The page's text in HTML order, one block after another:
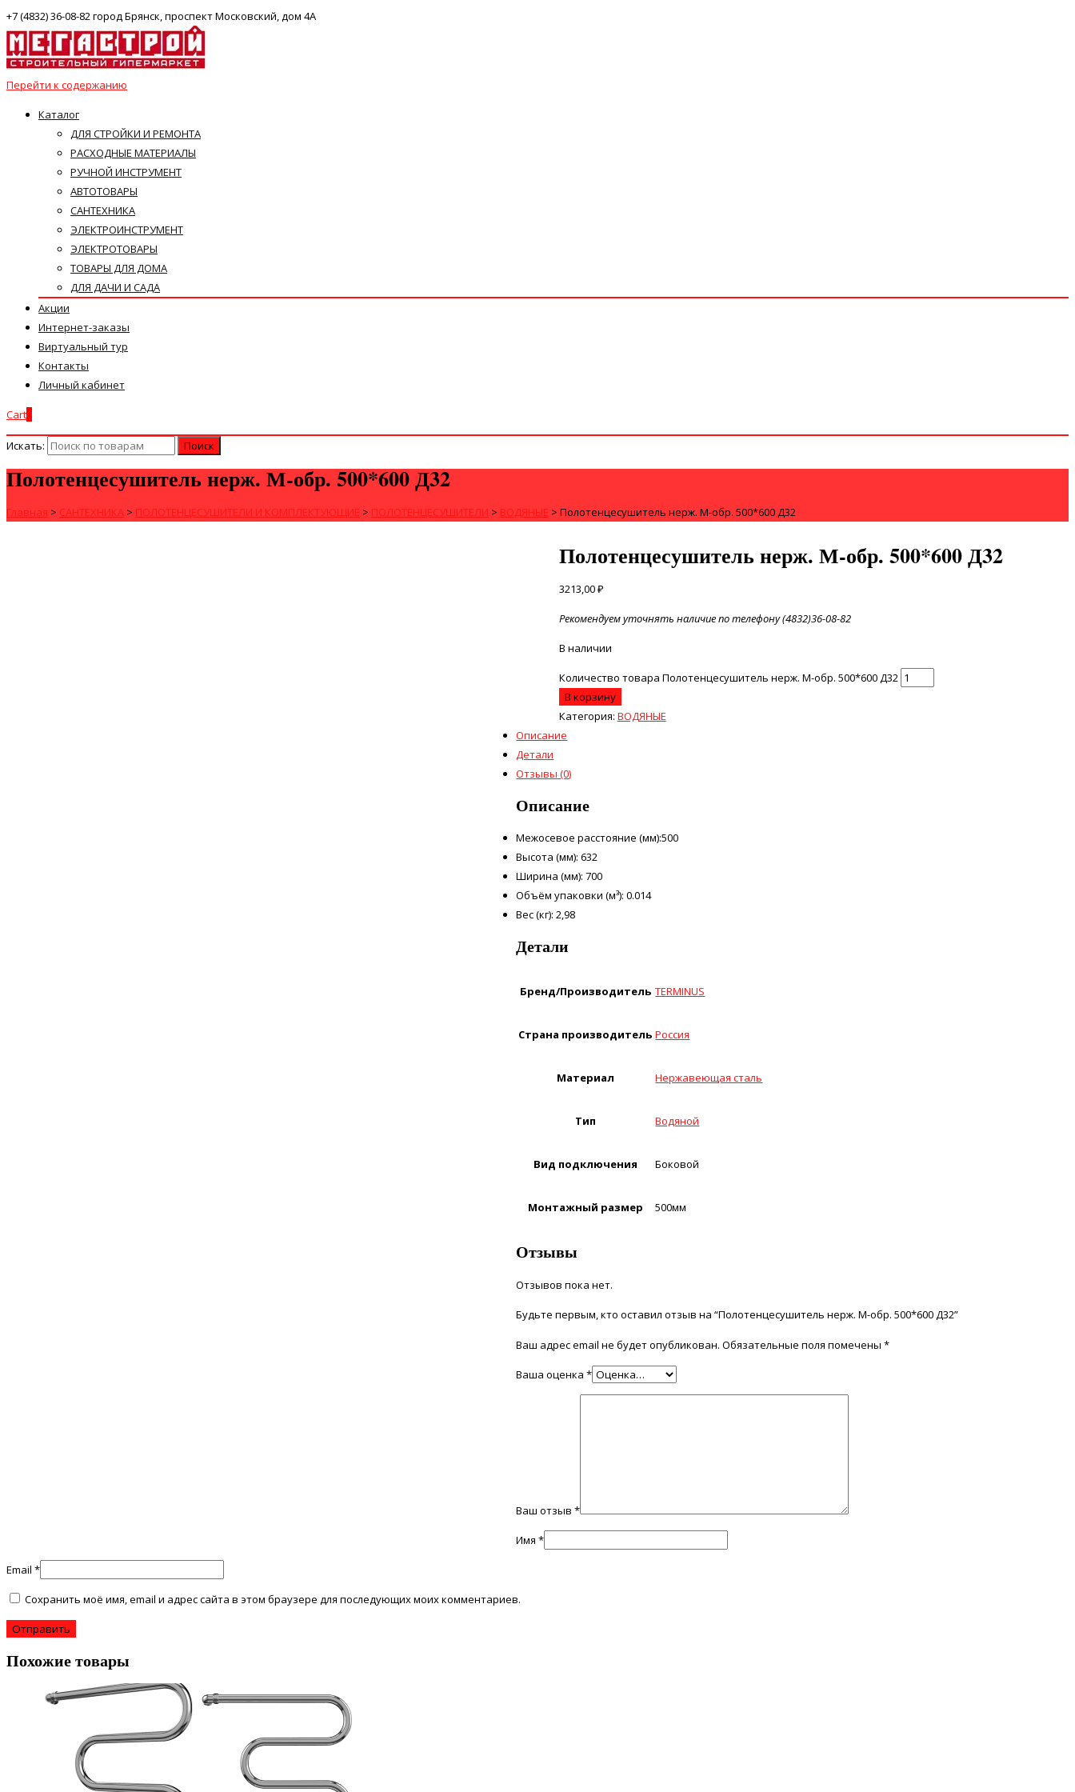
+7 (4832) 36-08-82 город Брянск, проспект Московский, дом 4А
Перейти к содержанию
Каталог
ДЛЯ СТРОЙКИ И РЕМОНТА
РАСХОДНЫЕ МАТЕРИАЛЫ
РУЧНОЙ ИНСТРУМЕНТ
АВТОТОВАРЫ
САНТЕХНИКА
ЭЛЕКТРОИНСТРУМЕНТ
ЭЛЕКТРОТОВАРЫ
ТОВАРЫ ДЛЯ ДОМА
ДЛЯ ДАЧИ И САДА
Акции
Интернет-заказы
Виртуальный тур
Контакты
Личный кабинет
Cart
Искать:
Полотенцесушитель нерж. М-обр. 500*600 Д32
Главная > САНТЕХНИКА > ПОЛОТЕНЦЕСУШИТЕЛИ И КОМПЛЕКТУЮЩИЕ > ПОЛОТЕНЦЕСУШИТЕЛИ > ВОДЯНЫЕ > Полотенцесушитель нерж. М-обр. 500*600 Д32
Полотенцесушитель нерж. М-обр. 500*600 Д32
3213,00₽
Рекомендуем уточнять наличие по телефону (4832)36-08-82
В наличии
Количество товара Полотенцесушитель нерж. М-обр. 500*600 Д32
В корзину
Категория: ВОДЯНЫЕ
Описание
Детали
Отзывы (0)
Описание
Межосевое расстояние (мм):500
Высота (мм): 632
Ширина (мм): 700
Объём упаковки (м³): 0.014
Вес (кг): 2,98
Детали
Бренд/Производитель TERMINUS
Страна производитель Россия
Материал Нержавеющая сталь
Тип Водяной
Вид подключения Боковой
Монтажный размер 500мм
Отзывы
Отзывов пока нет.
Будьте первым, кто оставил отзыв на “Полотенцесушитель нерж. М-обр. 500*600 Д32”
Ваш адрес email не будет опубликован. Обязательные поля помечены*
Ваша оценка*
Ваш отзыв*
Имя*
Email *
Сохранить моё имя, email и адрес сайта в этом браузере для последующих моих комментариев.
Похожие товары